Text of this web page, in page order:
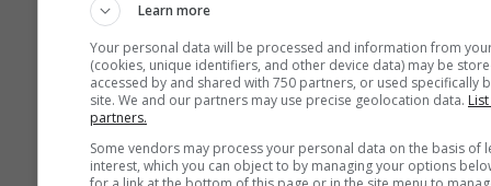
Повече метеорологични
Learn more
Your personal data will be processed and information from
(cookies, unique identifiers, and other device data) may be
accessed by and shared with 750 partners, or used specifically
site. We and our partners may use precise geolocation data.
partners.
Some vendors may process your personal data on the basis of
interest, which you can object to by managing your options